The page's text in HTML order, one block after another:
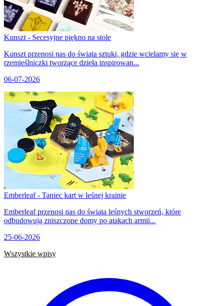
Kunszt - Secesyjne piękno na stole
Kunszt przenosi nas do świata sztuki, gdzie wcielamy się w
rzemieślniczki tworzące dzieła inspirowan...
06-07-2026
Emberleaf - Taniec kart w leśnej krainie
Emberleaf przenosi nas do świata leśnych stworzeń, które
odbudowują zniszczone domy po atakach armii...
25-06-2026
Wszystkie wpisy